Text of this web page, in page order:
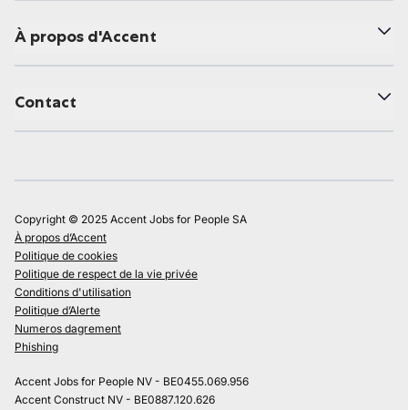
À propos d'Accent
Contact
Copyright © 2025 Accent Jobs for People SA
À propos d’Accent
Politique de cookies
Politique de respect de la vie privée
Conditions d'utilisation
Politique d’Alerte
Numeros dagrement
Phishing
Accent Jobs for People NV - BE0455.069.956
Accent Construct NV - BE0887.120.626